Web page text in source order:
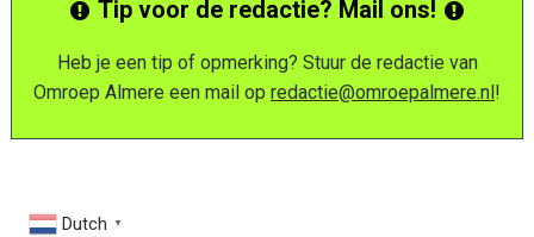
Tip voor de redactie? Mail ons!
Heb je een tip of opmerking? Stuur de redactie van
Omroep Almere een mail op redactie@omroepalmere.nl!
Dutch ▼